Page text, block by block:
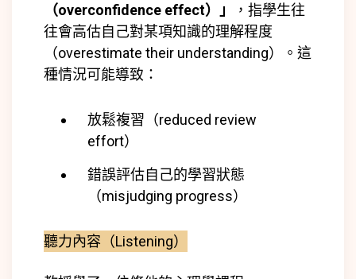
（overconfidence effect）」
，指學生往
往會高估自己對某項知識的理解程度
（overestimate their understanding）。這
種情況可能導致：
放鬆複習（reduced review
effort）
錯誤評估自己的學習狀態
（misjudging progress）
聽力內容（Listening）